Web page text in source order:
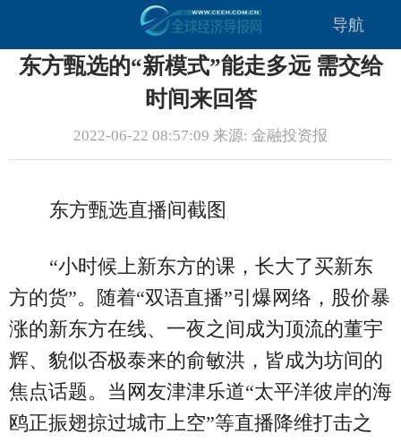
导航
东方甄选的“新模式”能走多远 需交给
时间来回答
2022-06-22 08:57:09 来源: 金融投资报
东方甄选直播间截图
“小时候上新东方的课，长大了买新东
方的货”。随着“双语直播”引爆网络，股价暴
涨的新东方在线、一夜之间成为顶流的董宇
辉、貌似否极泰来的俞敏洪，皆成为坊间的
焦点话题。当网友津津乐道“太平洋彼岸的海
鸥正振翅掠过城市上空”等直播降维打击之